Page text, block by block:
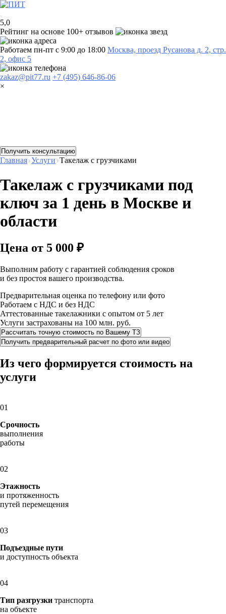
5,0
Рейтинг на основе 100+ отзывов
Работаем пн-пт с 9:00 до 18:00 Москва, проезд Русанова д. 2, стр.
2, офис 5
zakaz@pit77.ru +7 (495) 646-86-06
×
Получить консультацию
Главная Услуги Такелаж с грузчиками
Такелаж с грузчиками под
ключ за 1 день в Москве и
области
Цена от 5 000 ₽
Выполним работу с гарантией соблюдения сроков
и без простоя вашего производства.
Предварительная оценка по телефону или фото
Работаем с НДС и без НДС
Аттестованные такелажники с опытом от 5 лет
Услуги застрахованы на 100 млн. руб.
Рассчитать т очную стоимость по Вашему ТЗ
Получить предварительный расчет по фот о или видео
Из чего формируется стоимость на
услуги
01
Срочность
выполнения
работы
02
Этажность
и протяженность
путей перемещения
03
Подъездные пути
и доступность объекта
04
Тип разгрузки транспорта
на объекте